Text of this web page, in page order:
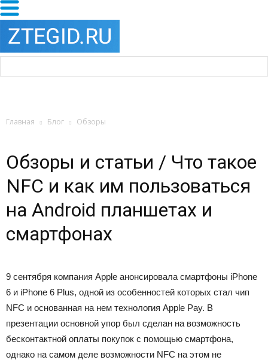
Главная Блог Обзоры
Обзоры и статьи / Что такое
NFC и как им пользоваться
на Android планшетах и
смартфонах
9 сентября компания Apple анонсировала смартфоны iPhone
6 и iPhone 6 Plus, одной из особенностей которых стал чип
NFC и основанная на нем технология Apple Pay. В
презентации основной упор был сделан на возможность
бесконтактной оплаты покупок с помощью смартфона,
однако на самом деле возможности NFC на этом не